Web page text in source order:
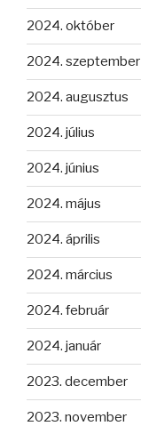
2024. október
2024. szeptember
2024. augusztus
2024. július
2024. június
2024. május
2024. április
2024. március
2024. február
2024. január
2023. december
2023. november